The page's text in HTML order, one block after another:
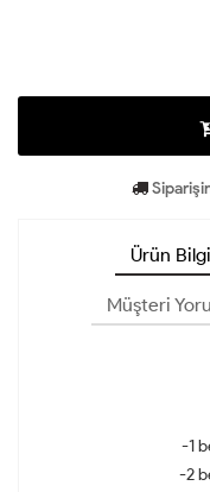
Ürün
Müşteri
-1
-2